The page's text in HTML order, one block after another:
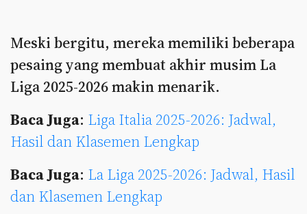
Meski bergitu, mereka memiliki beberapa
pesaing yang membuat akhir musim La
Liga 2025-2026 makin menarik.
Baca Juga: Liga Italia 2025-2026: Jadwal,
Hasil dan Klasemen Lengkap
Baca Juga: La Liga 2025-2026: Jadwal, Hasil
dan Klasemen Lengkap